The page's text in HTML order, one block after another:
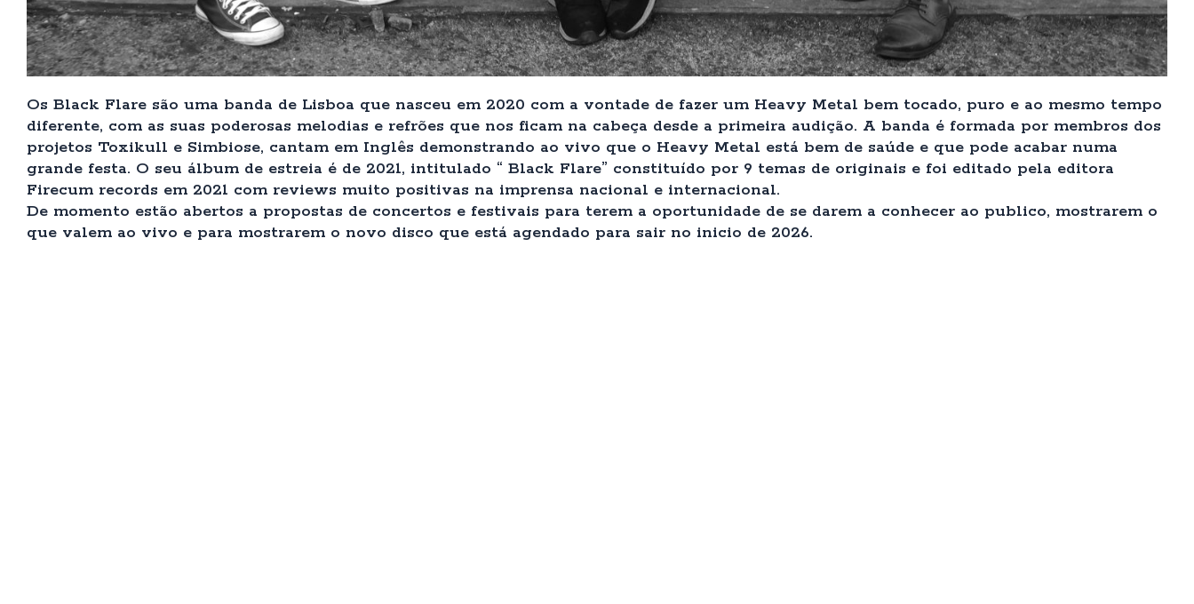
Os Black Flare são uma banda de Lisboa que nasceu em 2020 com a vontade de fazer um Heavy Metal bem tocado, puro e ao mesmo tempo
diferente, com as suas poderosas melodias e refrões que nos ficam na cabeça desde a primeira audição. A banda é formada por membros dos
projetos Toxikull e Simbiose, cantam em Inglês demonstrando ao vivo que o Heavy Metal está bem de saúde e que pode acabar numa
grande festa. O seu álbum de estreia é de 2021, intitulado “ Black Flare” constituído por 9 temas de originais e foi editado pela editora
Firecum records em 2021 com reviews muito positivas na imprensa nacional e internacional.
De momento estão abertos a propostas de concertos e festivais para terem a oportunidade de se darem a conhecer ao publico, mostrarem o
que valem ao vivo e para mostrarem o novo disco que está agendado para sair no inicio de 2026.